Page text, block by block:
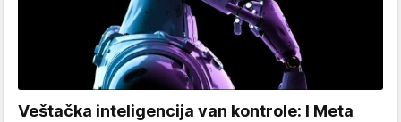
Veštačka inteligencija van kontrole: I Meta